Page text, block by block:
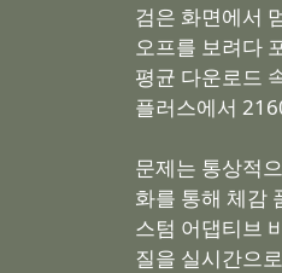
검은 화면에서
오프를 보려다
평균 다운로드
플러스에서
문제는 통상적
화를 통해 체감
스텀 어댑티브
질을 실시간으